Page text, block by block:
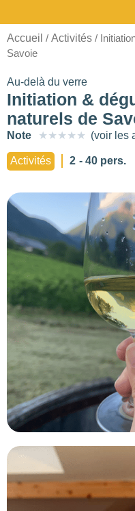
Accueil / Activités /
Savoie
Au-delà du verre
Initiation &
naturels de
Note ★★★★★ (voir les
Activités 2 - 40 pers.